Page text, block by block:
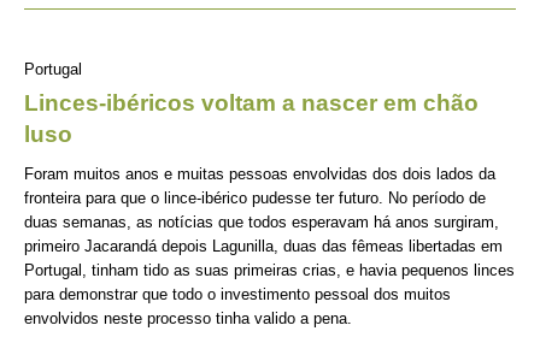
Portugal
Linces-ibéricos voltam a nascer em chão
luso
Foram muitos anos e muitas pessoas envolvidas dos dois lados da
fronteira para que o lince-ibérico pudesse ter futuro. No período de
duas semanas, as notícias que todos esperavam há anos surgiram,
primeiro Jacarandá depois Lagunilla, duas das fêmeas libertadas em
Portugal, tinham tido as suas primeiras crias, e havia pequenos linces
para demonstrar que todo o investimento pessoal dos muitos
envolvidos neste processo tinha valido a pena.